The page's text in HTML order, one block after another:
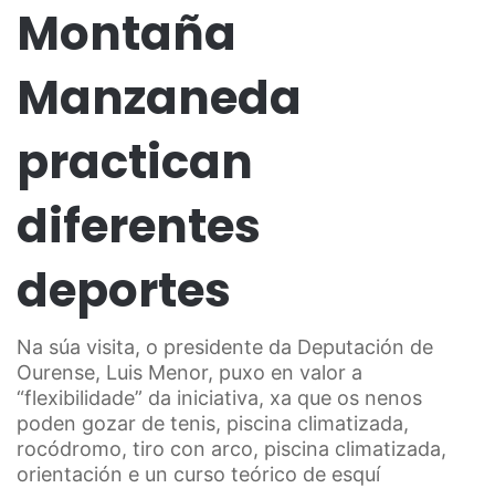
Montaña
Manzaneda
practican
diferentes
deportes
Na súa visita, o presidente da Deputación de
Ourense, Luis Menor, puxo en valor a
“flexibilidade” da iniciativa, xa que os nenos
poden gozar de tenis, piscina climatizada,
rocódromo, tiro con arco, piscina climatizada,
orientación e un curso teórico de esquí